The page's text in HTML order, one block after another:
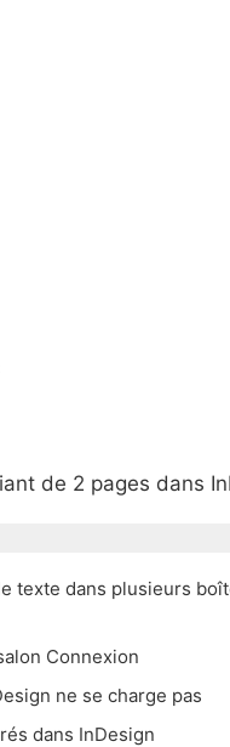
de 2 pages dans
texte dans plusieurs
Connexion
ne se charge pas
dans InDesign